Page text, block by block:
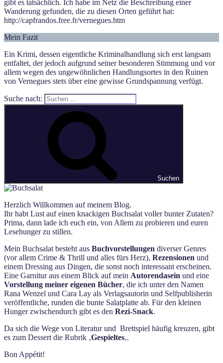
gibt es tatsächlich. Ich habe im Netz die Beschreibung einer
Wanderung gefunden, die zu diesen Orten geführt hat:
http://capfrandos.free.fr/vernegues.htm
Mein Fazit
Ein Krimi, dessen eigentliche Kriminalhandlung sich erst langsam
entfaltet, der jedoch aufgrund seiner besonderen Stimmung und vor
allem wegen des ungewöhnlichen Handlungsortes in den Ruinen
von Vernegues stets über eine gewisse Grundspannung verfügt.
Suche nach:
Suchen
Herzlich Willkommen auf meinem Blog.
Ihr habt Lust auf einen knackigen Buchsalat voller bunter Zutaten?
Prima, dann lade ich euch ein, von Allem zu probieren und euren
Lesehunger zu stillen.
Mein Buchsalat besteht aus Buchvorstellungen diverser Genres
(vor allem Crime & Thrill und alles fürs Herz), Rezensionen und
einem Dressing aus Dingen, die sonst noch interessant erscheinen.
Eine Garnitur aus einem Blick auf mein Autorendasein und eine
Vorstellung meiner eigenen Bücher, die ich unter den Namen
Rana Wenzel und Cara Lay als Verlagsautorin und Selfpublisherin
veröffentliche, runden die bunte Salatplatte ab. Für den kleinen
Hunger zwischendurch gibt es den Rezi-Snack.
Da sich die Wege von Literatur und Brettspiel häufig kreuzen, gibt
es zum Dessert die Rubrik ‚Gespieltes‚.
Bon Appétit!